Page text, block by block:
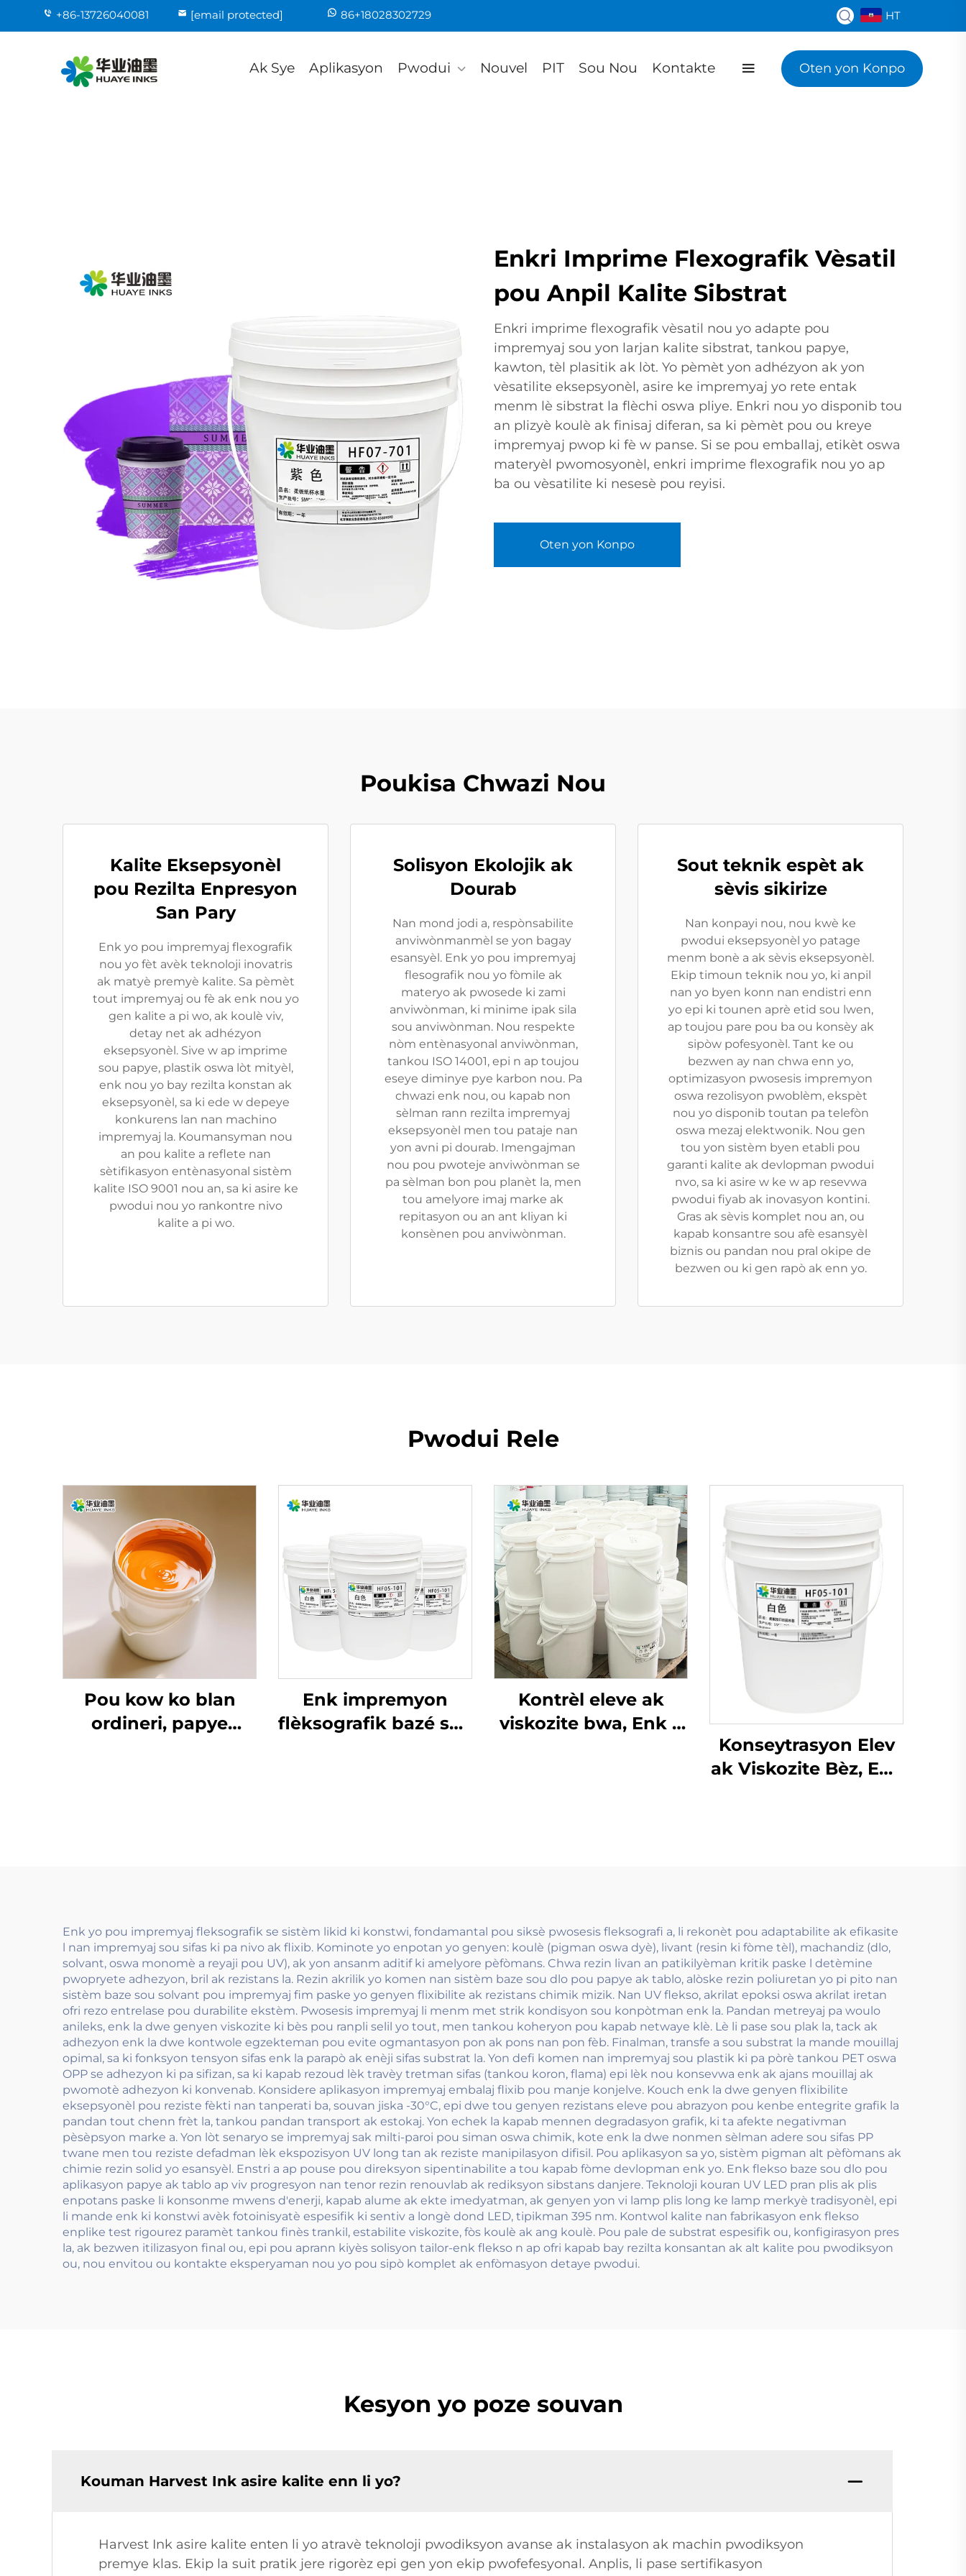
+86-13726040081 [email protected] 86+18028302729 HT
Ak Sye Aplikasyon Pwodui Nouvel PIT Sou Nou Kontakte Oten yon Konpo
Enkri Imprime Flexografik Vèsatil
pou Anpil Kalite Sibstrat
Enkri imprime flexografik vèsatil nou yo adapte pou
impremyaj sou yon larjan kalite sibstrat, tankou papye,
kawton, tèl plasitik ak lòt. Yo pèmèt yon adhézyon ak yon
vèsatilite eksepsyonèl, asire ke impremyaj yo rete entak
menm lè sibstrat la flèchi oswa pliye. Enkri nou yo disponib tou
an plizyè koulè ak finisaj diferan, sa ki pèmèt pou ou kreye
impremyaj pwop ki fè w panse. Si se pou emballaj, etikèt oswa
materyèl pwomosyonèl, enkri imprime flexografik nou yo ap
ba ou vèsatilite ki nesesè pou reyisi.
Oten yon Konpo
Poukisa Chwazi Nou
Kalite Eksepsyonèl
pou Rezilta Enpresyon
San Pary
Enk yo pou impremyaj flexografik
nou yo fèt avèk teknoloji inovatris
ak matyè premyè kalite. Sa pèmèt
tout impremyaj ou fè ak enk nou yo
gen kalite a pi wo, ak koulè viv,
detay net ak adhézyon
eksepsyonèl. Sive w ap imprime
sou papye, plastik oswa lòt mityèl,
enk nou yo bay rezilta konstan ak
eksepsyonèl, sa ki ede w depeye
konkurens lan nan machino
impremyaj la. Koumansyman nou
an pou kalite a reflete nan
sètifikasyon entènasyonal sistèm
kalite ISO 9001 nou an, sa ki asire ke
pwodui nou yo rankontre nivo
kalite a pi wo.
Solisyon Ekolojik ak
Dourab
Nan mond jodi a, respònsabilite
anviwònmanmèl se yon bagay
esansyèl. Enk yo pou impremyaj
flesografik nou yo fòmile ak
materyo ak pwosede ki zami
anviwònman, ki minime ipak sila
sou anviwònman. Nou respekte
nòm entènasyonal anviwònman,
tankou ISO 14001, epi n ap toujou
eseye diminye pye karbon nou. Pa
chwazi enk nou, ou kapab non
sèlman rann rezilta impremyaj
eksepsyonèl men tou pataje nan
yon avni pi dourab. Imengajman
nou pou pwoteje anviwònman se
pa sèlman bon pou planèt la, men
tou amelyore imaj marke ak
repitasyon ou an ant kliyan ki
konsènen pou anviwònman.
Sout teknik espèt ak
sèvis sikirize
Nan konpayi nou, nou kwè ke
pwodui eksepsyonèl yo patage
menm bonè a ak sèvis eksepsyonèl.
Ekip timoun teknik nou yo, ki anpil
nan yo byen konn nan endistri enn
yo epi ki tounen aprè etid sou lwen,
ap toujou pare pou ba ou konsèy ak
sipòw pofesyonèl. Tant ke ou
bezwen ay nan chwa enn yo,
optimizasyon pwosesis impremyon
oswa rezolisyon pwoblèm, ekspèt
nou yo disponib toutan pa telefòn
oswa mezaj elektwonik. Nou gen
tou yon sistèm byen etabli pou
garanti kalite ak devlopman pwodui
nvo, sa ki asire w ke w ap resevwa
pwodui fiyab ak inovasyon kontini.
Gras ak sèvis komplet nou an, ou
kapab konsantre sou afè esansyèl
biznis ou pandan nou pral okipe de
bezwen ou ki gen rapò ak enn yo.
Pwodui Rele
Pou kow ko blan
ordineri, papye
Enk impremyon
flèksografik bazé sou
Kontrèl eleve ak
viskozite bwa, Enk a
Konseytrasyon Elev
ak Viskozite Bèz, Enk
Enk yo pou impremyaj fleksografik se sistèm likid ki konstwi, fondamantal pou siksè pwosesis fleksografi a, li rekonèt pou adaptabilite ak efikasite
l nan impremyaj sou sifas ki pa nivo ak flixib. Kominote yo enpotan yo genyen: koulè (pigman oswa dyè), livant (resin ki fòme tèl), machandiz (dlo,
solvant, oswa monomè a reyaji pou UV), ak yon ansanm aditif ki amelyore pèfòmans. Chwa rezin livan an patikilyèman kritik paske l detèmine
pwopryete adhezyon, bril ak rezistans la. Rezin akrilik yo komen nan sistèm baze sou dlo pou papye ak tablo, alòske rezin poliuretan yo pi pito nan
sistèm baze sou solvant pou impremyaj fim paske yo genyen flixibilite ak rezistans chimik mizik. Nan UV flekso, akrilat epoksi oswa akrilat iretan
ofri rezo entrelase pou durabilite ekstèm. Pwosesis impremyaj li menm met strik kondisyon sou konpòtman enk la. Pandan metreyaj pa woulo
anileks, enk la dwe genyen viskozite ki bès pou ranpli selil yo tout, men tankou koheryon pou kapab netwaye klè. Lè li pase sou plak la, tack ak
adhezyon enk la dwe kontwole egzekteman pou evite ogmantasyon pon ak pons nan pon fèb. Finalman, transfe a sou substrat la mande mouillaj
opimal, sa ki fonksyon tensyon sifas enk la parapò ak enèji sifas substrat la. Yon defi komen nan impremyaj sou plastik ki pa pòrè tankou PET oswa
OPP se adhezyon ki pa sifizan, sa ki kapab rezoud lèk travèy tretman sifas (tankou koron, flama) epi lèk nou konsevwa enk ak ajans mouillaj ak
pwomotè adhezyon ki konvenab. Konsidere aplikasyon impremyaj embalaj flixib pou manje konjelve. Kouch enk la dwe genyen flixibilite
eksepsyonèl pou reziste fèkti nan tanperati ba, souvan jiska -30°C, epi dwe tou genyen rezistans eleve pou abrazyon pou kenbe entegrite grafik la
pandan tout chenn frèt la, tankou pandan transport ak estokaj. Yon echek la kapab mennen degradasyon grafik, ki ta afekte negativman
pèsèpsyon marke a. Yon lòt senaryo se impremyaj sak milti-paroi pou siman oswa chimik, kote enk la dwe nonmen sèlman adere sou sifas PP
twane men tou reziste defadman lèk ekspozisyon UV long tan ak reziste manipilasyon difisil. Pou aplikasyon sa yo, sistèm pigman alt pèfòmans ak
chimie rezin solid yo esansyèl. Enstri a ap pouse pou direksyon sipentinabilite a tou kapab fòme devlopman enk yo. Enk flekso baze sou dlo pou
aplikasyon papye ak tablo ap viv progresyon nan tenor rezin renouvlab ak rediksyon sibstans danjere. Teknoloji kouran UV LED pran plis ak plis
enpotans paske li konsonme mwens d'enerji, kapab alume ak ekte imedyatman, ak genyen yon vi lamp plis long ke lamp merkyè tradisyonèl, epi
li mande enk ki konstwi avèk fotoinisyatè espesifik ki sentiv a longè dond LED, tipikman 395 nm. Kontwol kalite nan fabrikasyon enk flekso
enplike test rigourez paramèt tankou finès trankil, estabilite viskozite, fòs koulè ak ang koulè. Pou pale de substrat espesifik ou, konfigirasyon pres
la, ak bezwen itilizasyon final ou, epi pou aprann kiyès solisyon tailor-enk flekso n ap ofri kapab bay rezilta konsantan ak alt kalite pou pwodiksyon
ou, nou envitou ou kontakte eksperyaman nou yo pou sipò komplet ak enfòmasyon detaye pwodui.
Kesyon yo poze souvan
Kouman Harvest Ink asire kalite enn li yo?
Harvest Ink asire kalite enten li yo atravè teknoloji pwodiksyon avanse ak instalasyon ak machin pwodiksyon
premye klas. Ekip la suit pratik jere rigorèz epi gen yon ekip pwofefesyonal. Anplis, li pase sertifikasyon